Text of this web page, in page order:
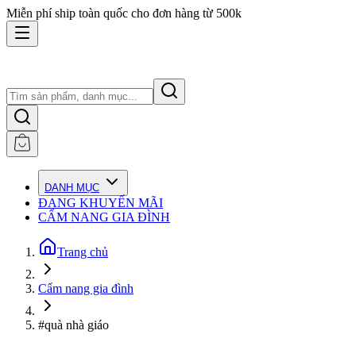
Miễn phí ship toàn quốc cho đơn hàng từ 500k
DANH MỤC
ĐANG KHUYẾN MÃI
CẨM NANG GIA ĐÌNH
Trang chủ
Cẩm nang gia đình
#quà nhà giáo